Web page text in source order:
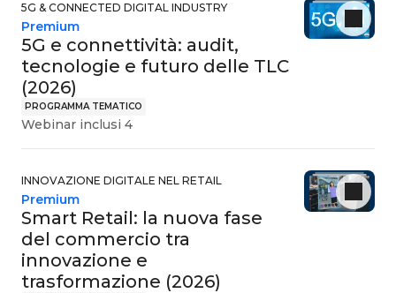
5G & CONNECTED DIGITAL INDUSTRY
PROGRAMMA TEMATICO
5G e connettività: audit,
tecnologie e futuro delle TLC
(2026)
Premium
Webinar inclusi 4
INNOVAZIONE DIGITALE NEL RETAIL
Smart Retail: la nuova fase
del commercio tra
innovazione e
trasformazione (2026)
Premium